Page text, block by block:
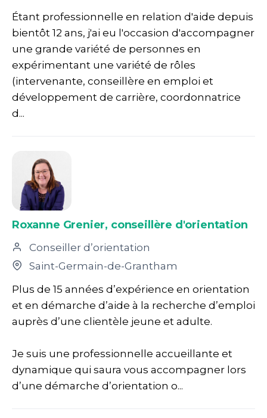
Étant professionnelle en relation d'aide depuis
bientôt 12 ans, j'ai eu l'occasion d'accompagner
une grande variété de personnes en
expérimentant une variété de rôles
(intervenante, conseillère en emploi et
développement de carrière, coordonnatrice
d...
Roxanne Grenier, conseillère d'orientation
Conseiller d’orientation
Saint-Germain-de-Grantham
Plus de 15 années d’expérience en orientation
et en démarche d’aide à la recherche d’emploi
auprès d’une clientèle jeune et adulte.
Je suis une professionnelle accueillante et
dynamique qui saura vous accompagner lors
d’une démarche d’orientation o...